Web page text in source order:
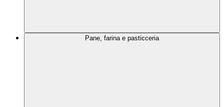
Pane, farina e pasticceria